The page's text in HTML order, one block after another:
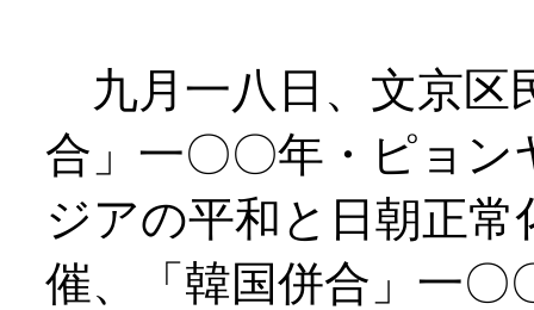
九月一八日、文京区
合」一〇〇年・ピョ
ジアの平和と日朝正
催、「韓国併合」一